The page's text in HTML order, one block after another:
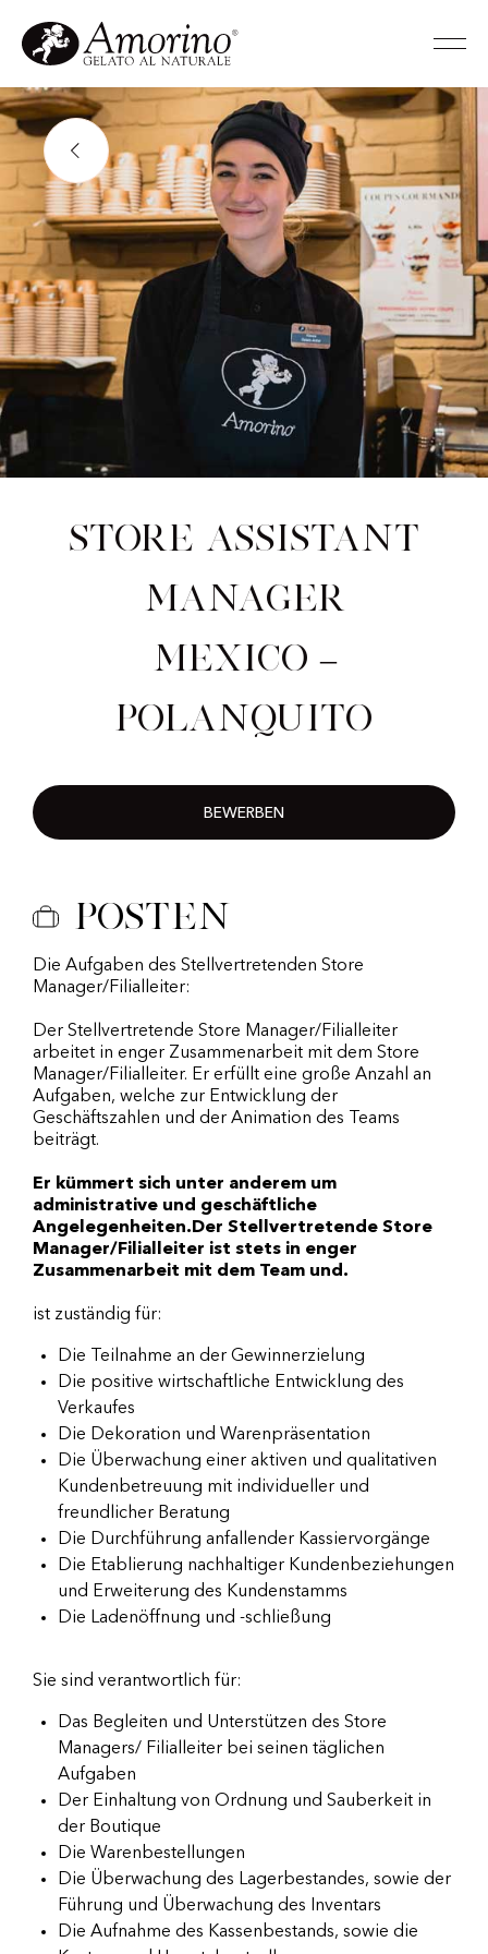
Store Assistant
Manager
Mexico –
Polanquito
BEWERBEN
Posten
Die Aufgaben des Stellvertretenden Store
Manager/Filialleiter:
Der Stellvertretende Store Manager/Filialleiter
arbeitet in enger Zusammenarbeit mit dem Store
Manager/Filialleiter. Er erfüllt eine große Anzahl an
Aufgaben, welche zur Entwicklung der
Geschäftszahlen und der Animation des Teams
beiträgt.
Er kümmert sich unter anderem um
administrative und geschäftliche
Angelegenheiten.Der Stellvertretende Store
Manager/Filialleiter ist stets in enger
Zusammenarbeit mit dem Team und.
ist zuständig für:
Die Teilnahme an der Gewinnerzielung
Die positive wirtschaftliche Entwicklung des
Verkaufes
Die Dekoration und Warenpräsentation
Die Überwachung einer aktiven und qualitativen
Kundenbetreuung mit individueller und
freundlicher Beratung
Die Durchführung anfallender Kassiervorgänge
Die Etablierung nachhaltiger Kundenbeziehungen
und Erweiterung des Kundenstamms
Die Ladenöffnung und -schließung
Sie sind verantwortlich für:
Das Begleiten und Unterstützen des Store
Managers/ Filialleiter bei seinen täglichen
Aufgaben
Der Einhaltung von Ordnung und Sauberkeit in
der Boutique
Die Warenbestellungen
Die Überwachung des Lagerbestandes, sowie der
Führung und Überwachung des Inventars
Die Aufnahme des Kassenbestands, sowie die